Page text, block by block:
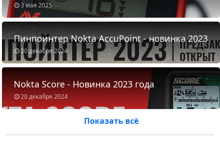
3 мая 2025
20 декабря 2024
Пинпоинтер Nokta AccuPoint - новинка 2023
20 декабря 2024
Nokta Score - Новинка 2023 года
Показать всё